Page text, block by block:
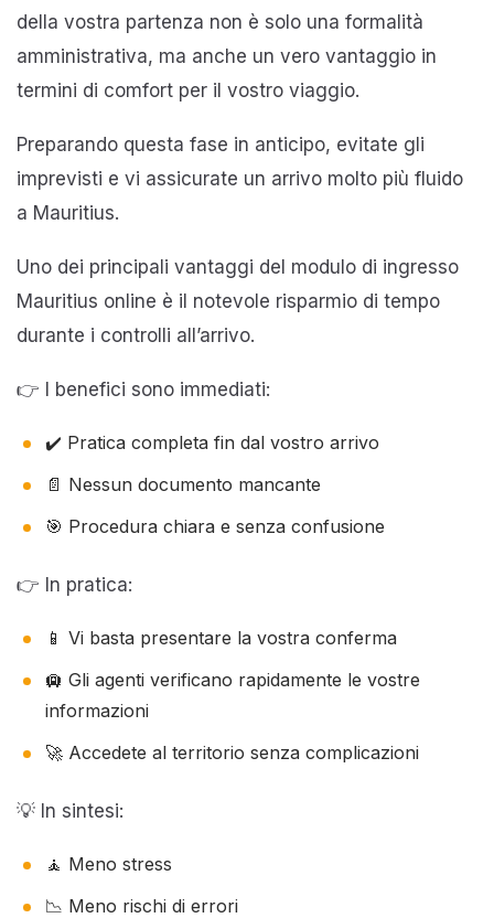
della vostra partenza non è solo una formalità
amministrativa, ma anche un vero vantaggio in
termini di comfort per il vostro viaggio.
Preparando questa fase in anticipo, evitate gli
imprevisti e vi assicurate un arrivo molto più fluido
a Mauritius.
Uno dei principali vantaggi del modulo di ingresso
Mauritius online è il notevole risparmio di tempo
durante i controlli all’arrivo.
👉 I benefici sono immediati:
✔️ Pratica completa fin dal vostro arrivo
📄 Nessun documento mancante
🎯 Procedura chiara e senza confusione
👉 In pratica:
📱 Vi basta presentare la vostra conferma
🛄 Gli agenti verificano rapidamente le vostre
informazioni
🚀 Accedete al territorio senza complicazioni
💡 In sintesi:
🧘 Meno stress
📉 Meno rischi di errori